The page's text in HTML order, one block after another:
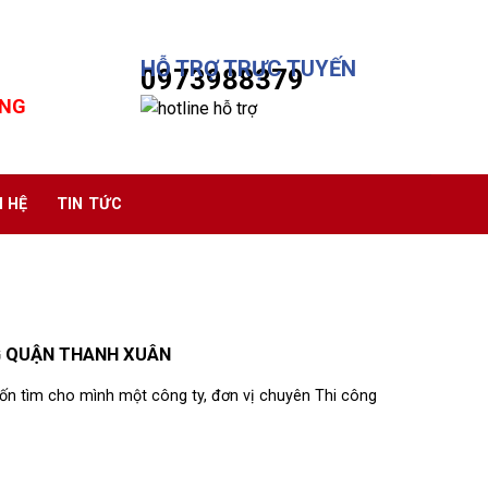
HỖ TRỢ TRỰC TUYẾN
0973988379
HỆ TIN TỨC
QUẬN THANH XUÂN
tìm cho mình một công ty, đơn vị chuyên Thi công